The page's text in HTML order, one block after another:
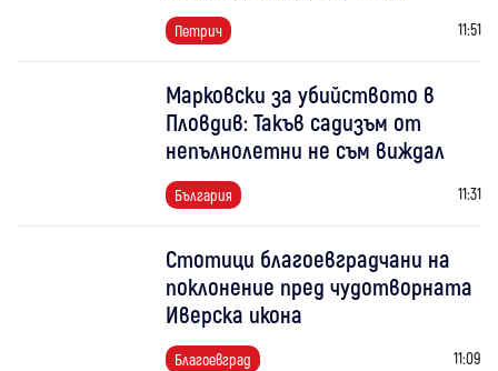
Петрич 11:51
Марковски за убийството в
Пловдив: Такъв садизъм от
непълнолетни не съм виждал
България 11:31
Стотици благоевградчани на
поклонение пред чудотворната
Иверска икона
Благоевград 11:09